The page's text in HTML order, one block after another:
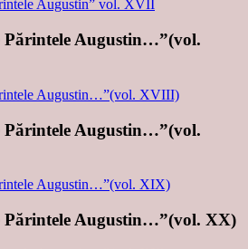
Părintele Augustin…”(vol.
Părintele Augustin…”(vol.
Părintele Augustin…”(vol. XX)